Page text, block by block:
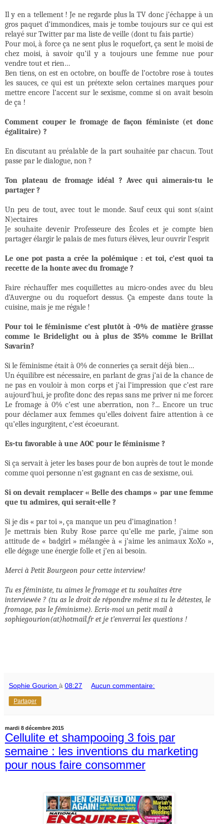
Il y en a tellement ! Je ne regarde plus la TV donc j’échappe à un
gros paquet d’immondices, mais je tombe toujours sur ce qui est
relayé sur Twitter par ma liste de veille (dont tu fais partie)
Pour moi, à force ça ne sent plus le roquefort, ça sent le moisi de
chez moisi, à savoir qu’il y a toujours une femme nue pour
vendre tout et rien…
Ben tiens, on est en octobre, on bouffe de l’octobre rose à toutes
les sauces, ce qui est un prétexte selon certaines marques pour
mettre encore l’accent sur le sexisme, comme si on avait besoin
de ça !
Comment couper le fromage de façon féministe (et donc
égalitaire) ?
En discutant au préalable de la part souhaitée par chacun. Tout
passe par le dialogue, non ?
Ton plateau de fromage idéal ? Avec qui aimerais-tu le
partager ?
Un peu de tout, avec tout le monde. Sauf ceux qui sont s(aint
N)ectaires
Je souhaite devenir Professeure des Écoles et je compte bien
partager élargir le palais de mes futurs élèves, leur ouvrir l’esprit
Le one pot pasta a crée la polémique : et toi, c’est quoi ta
recette de la honte avec du fromage ?
Faire réchauffer mes coquillettes au micro-ondes avec du bleu
d’Auvergne ou du roquefort dessus. Ça empeste dans toute la
cuisine, mais je me régale !
Pour toi le féminisme c’est plutôt à -0% de matière grasse
comme le Bridelight ou à plus de 35% comme le Brillat
Savarin?
Si le féminisme était à 0% de conneries ça serait déjà bien…
Un équilibre est nécessaire, en parlant de gras j’ai de la chance de
ne pas en vouloir à mon corps et j’ai l’impression que c’est rare
aujourd’hui, je profite donc des repas sans me priver ni me forcer.
Le fromage à 0% c’est une aberration, non ?... Encore un truc
pour déclamer aux femmes qu’elles doivent faire attention à ce
qu’elles ingurgitent, c’est écoeurant.
Es-tu favorable à une AOC pour le féminisme ?
Si ça servait à jeter les bases pour de bon auprès de tout le monde
comme quoi personne n’est gagnant en cas de sexisme, oui.
Si on devait remplacer « Belle des champs » par une femme
que tu admires, qui serait-elle ?
Si je dis « par toi », ça manque un peu d’imagination !
Je mettrais bien Ruby Rose parce qu’elle me parle, j’aime son
attitude de « badgirl » mélangée à « j’aime les animaux XoXo »,
elle dégage une énergie folle et j’en ai besoin.
Merci à Petit Bourgeon pour cette interview!
Tu es féministe, tu aimes le fromage et tu souhaites être
interviewée ? (tu as le droit de répondre même si tu le détestes, le
fromage, pas le féminisme). Ecris-moi un petit mail à
sophiegourion(at)hotmail.fr et je t’enverrai les questions !
Sophie Gourion à 08:27 Aucun commentaire:
Partager
mardi 8 décembre 2015
Cellulite et shampooing 3 fois par
semaine : les inventions du marketing
pour nous faire consommer